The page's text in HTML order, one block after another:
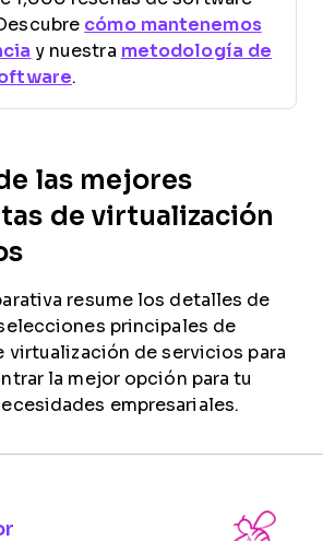
cómo mantenemos
y nuestra metodología de
.
las mejores
de virtualización
resume los detalles de
principales de
virtualización de servicios para
la mejor opción para tu
empresariales.